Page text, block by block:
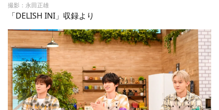
撮影：永田正雄
「DELISH INI」収録より